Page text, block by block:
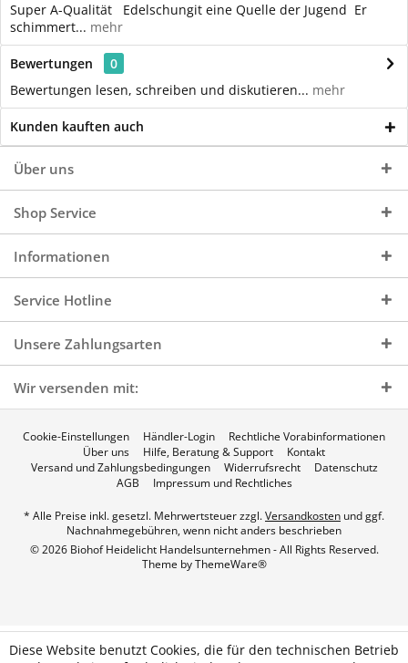
Super A-Qualität Edelschungit eine Quelle der Jugend Er
schimmert... mehr
Bewertungen
0
Bewertungen lesen, schreiben und diskutieren... mehr
Kunden kauften auch
Über uns
Shop Service
Informationen
Service Hotline
Unsere Zahlungsarten
Wir versenden mit:
Cookie-Einstellungen Händler-Login
Rechtliche Vorabinformationen
Über uns
Hilfe, Beratung & Support
Kontakt
Versand und Zahlungsbedingungen
Widerrufsrecht
Datenschutz
AGB
Impressum und Rechtliches
* Alle Preise inkl. gesetzl. Mehrwertsteuer zzgl.Versandkosten und ggf.
Nachnahmegebühren, wenn nicht anders beschrieben
© 2026 Biohof Heidelicht Handelsunternehmen - All Rights Reserved.
Theme byThemeWare®
Diese Website benutzt Cookies, die für den technischen Betrieb